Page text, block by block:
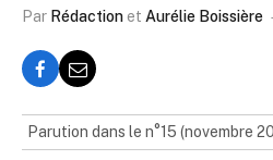
Par Rédaction et Aurélie Boissière
Parution dans le n°15 (novembre